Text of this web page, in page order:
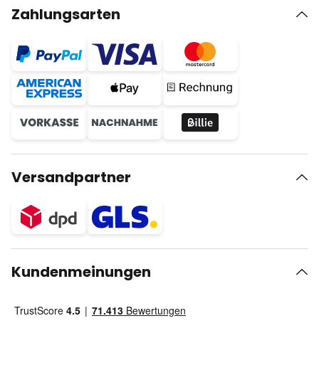
Zahlungsarten
Versandpartner
Kundenmeinungen